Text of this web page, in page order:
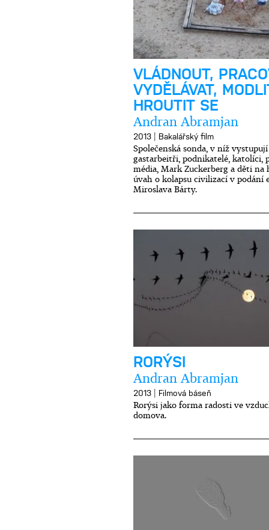
VLÁDNOUT,
VYDĚLÁVAT,
HROUTIT SE
Andran Abramjan
2013 | Bakalářský film
Společenská sonda, v níž
gastarbeitři, podnikatelé, katolíci,
média, Mark Zuckerberg a děti na
úvah o kolapsu civilizací v podání
Miroslava Bárty.
RORÝSI
Andran Abramjan
2013 | Filmová báseň
Rorýsi jako forma radosti ve
domova.